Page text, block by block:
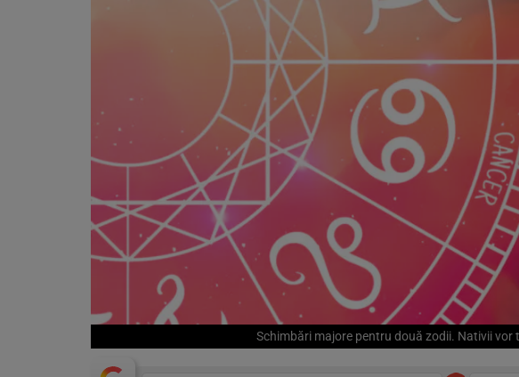
Schimbări majore pentru două zodii. Nativii